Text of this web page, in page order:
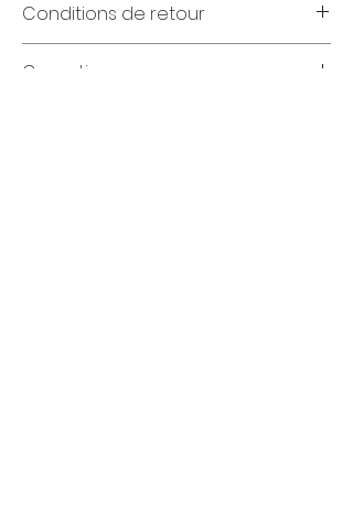
Conditions de retour
Garanties